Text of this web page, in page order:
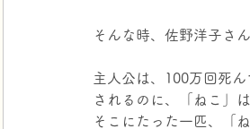
そんな時、佐野洋子さ
主人公は、100万回死
されるのに、「ねこ」
そこにたった一匹、「